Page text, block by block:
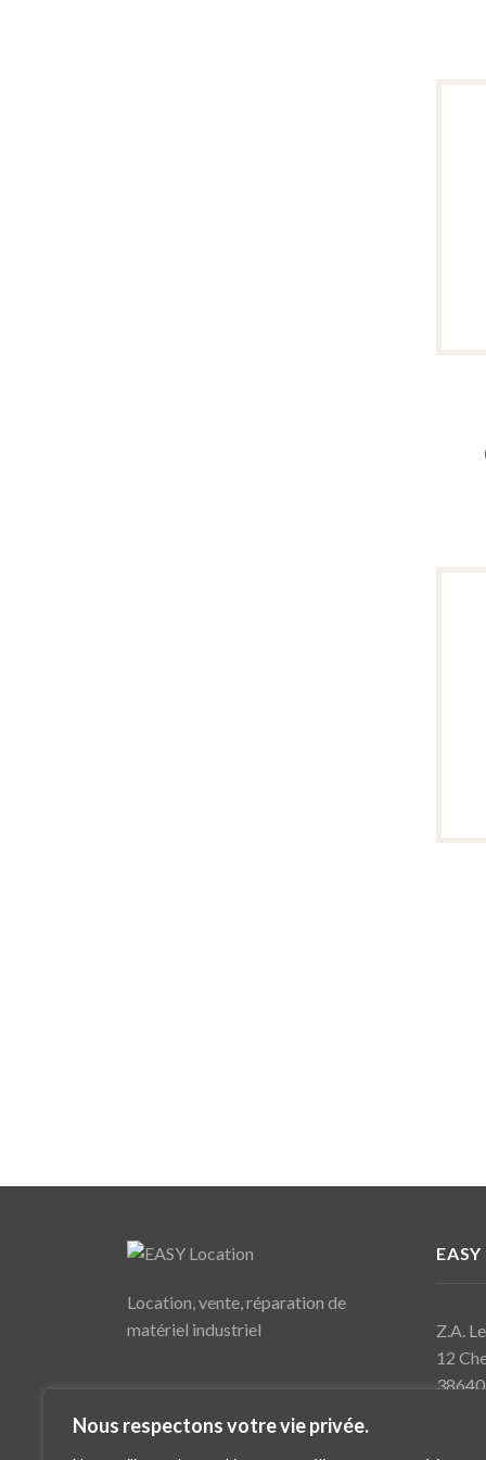
Nous respectons votre vie privée.
Location, vente, réparation de
matériel industriel
Z.A.
12